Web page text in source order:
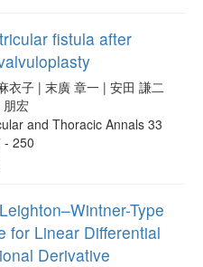
fistula after
衣子 | 末廣 章一 | 安田 謙二
朋宏
and Thoracic Annals 33
- 250
Type
for Linear Differential
Derivative